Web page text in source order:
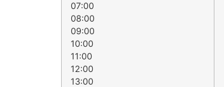
07:00
08:00
09:00
10:00
11:00
12:00
13:00